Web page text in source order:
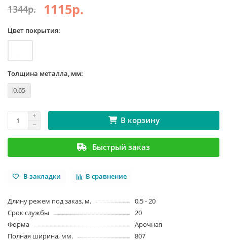
1344р. 1115р.
Цвет покрытия:
Толщина металла, мм:
0.65
В корзину
Быстрый заказ
В закладки В сравнение
Длину режем под заказ, м.
0,5 - 20
Срок службы
20
Форма
Арочная
Полная ширина, мм.
807